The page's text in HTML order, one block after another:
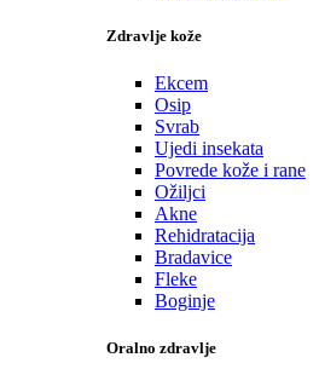
Zdravlje kože
Ekcem
Osip
Svrab
Ujedi insekata
Povrede kože i rane
Ožiljci
Akne
Rehidratacija
Bradavice
Fleke
Boginje
Oralno zdravlje